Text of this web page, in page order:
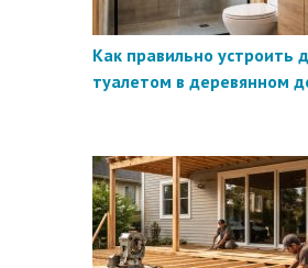
Как правильно устроить
туалетом в деревянном